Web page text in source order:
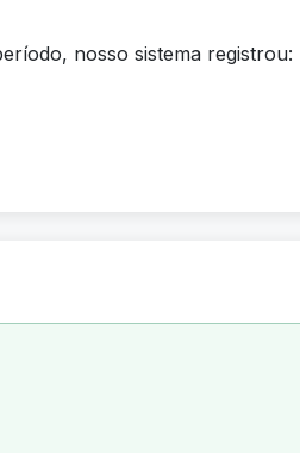
nosso sistema registrou: